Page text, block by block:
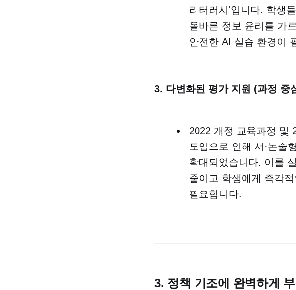
리터러시'입니다. 학생
올바른 정보 윤리를 가
안전한 AI 실습 환경이
3. 다변화된 평가 지원 (과정 중
2022 개정 교육과정 및
도입으로 인해 서·논술
확대되었습니다. 이를
줄이고 학생에게 즉각
필요합니다.
3. 정책 기조에 완벽하게